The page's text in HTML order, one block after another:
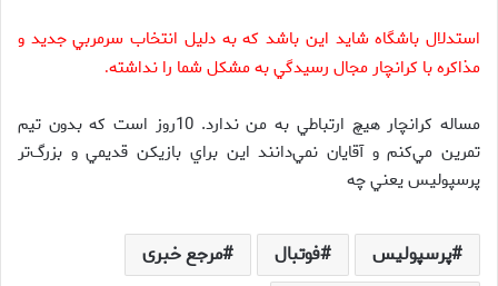
استدلال باشگاه شايد اين باشد كه به دليل انتخاب سرمربي جديد و
مذاكره با كرانچار مجال رسيدگي به مشكل شما را نداشته.
مساله كرانچار هيچ ارتباطي به من ندارد. 10روز است كه بدون تيم
تمرين مي‌كنم و آقايان نمي‌دانند اين براي بازيكن قديمي و بزرگ‌تر
پرسپوليس يعني چه
پرسپولیس فوتبال
مرجع خبری